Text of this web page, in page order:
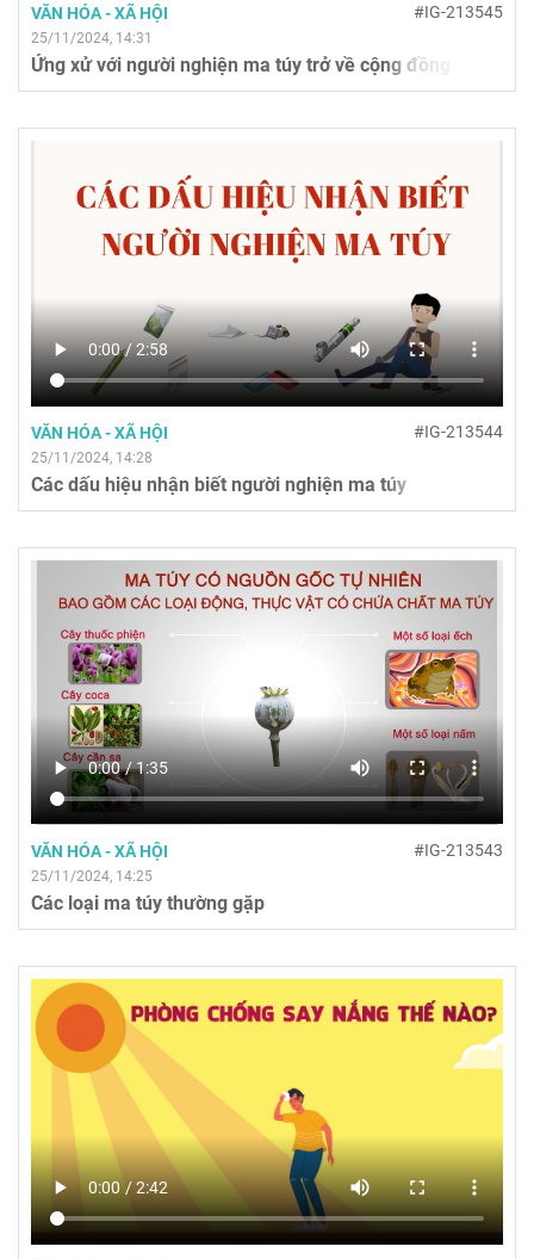
VĂN HÓA - XÃ HỘI #IG-213545
25/11/2024, 14:31
Ứng xử với người nghiện ma túy trở về cộng đồng
VĂN HÓA - XÃ HỘI #IG-213544
25/11/2024, 14:28
Các dấu hiệu nhận biết người nghiện ma túy
VĂN HÓA - XÃ HỘI #IG-213543
25/11/2024, 14:25
Các loại ma túy thường gặp